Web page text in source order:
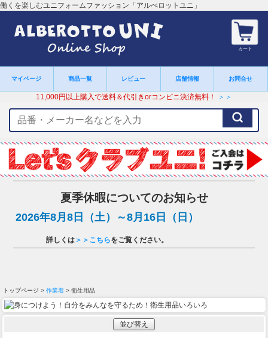
働くを楽しむユニフォームファッション「アルべロットユニ」
カート
マイページ 商品一覧 レビュー 店舗情報 お問合せ
11,000円以上購入で送料＆代引きorコンビニ決済無料！ ＞＞
ー
ワ
ー
ド
夏季休暇についてのお知らせ
2026年8月8日（土）～8月16日（日）
詳しくは ＞＞こちらをご覧ください。
トップページ > 作業着 > 衛生用品
並び替え